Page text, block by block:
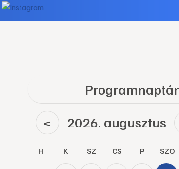
Programnaptár
< 2026. augusztus
H K SZ CS P SZO